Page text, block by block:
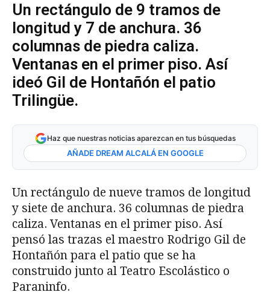
Un rectángulo de 9 tramos de
longitud y 7 de anchura. 36
columnas de piedra caliza.
Ventanas en el primer piso. Así
ideó Gil de Hontañón el patio
Trilingüe.
Haz que nuestras noticias aparezcan en tus búsquedas
AÑADE DREAM ALCALÁ EN GOOGLE
Un rectángulo de nueve tramos de longitud
y siete de anchura. 36 columnas de piedra
caliza. Ventanas en el primer piso. Así
pensó las trazas el maestro Rodrigo Gil de
Hontañón para el patio que se ha
construido junto al Teatro Escolástico o
Paraninfo.